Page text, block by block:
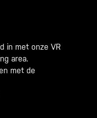
in met onze VR
area.
met de